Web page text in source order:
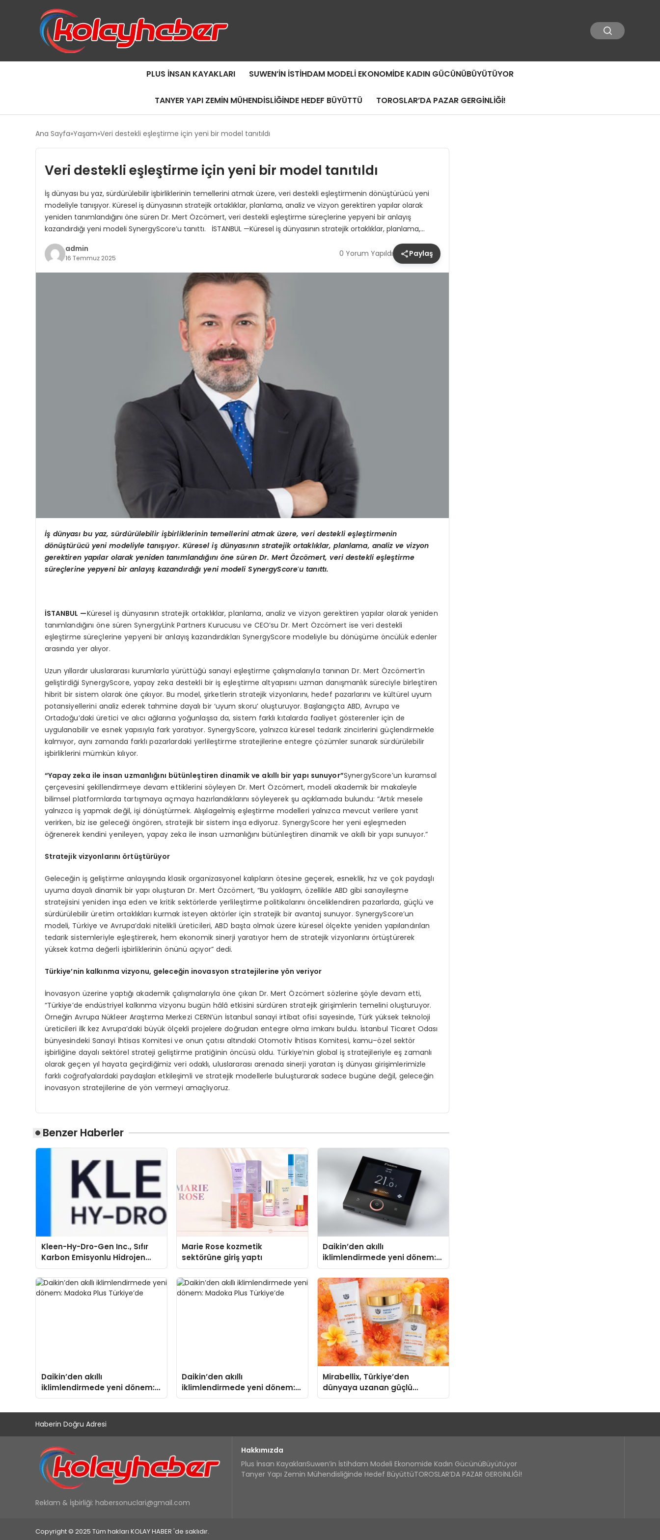
PLUS İNSAN KAYAKLARI SUWEN’IN İSTIHDAM MODELI EKONOMIDE KADIN GÜCÜNÜBÜYÜTÜYOR
TANYER YAPI ZEMIN MÜHENDISLIĞINDE HEDEF BÜYÜTTÜ TOROSLAR’DA PAZAR GERGİNLİĞİ!
Ana Sayfa Yaşam Veri destekli eşleştirme için yeni bir model tanıtıldı
Veri destekli eşleştirme için yeni bir model tanıtıldı
İş dünyası bu yaz, sürdürülebilir işbirliklerinin temellerini atmak üzere, veri destekli eşleştirmenin dönüştürücü yeni
modeliyle tanışıyor. Küresel iş dünyasının stratejik ortaklıklar, planlama, analiz ve vizyon gerektiren yapılar olarak
yeniden tanımlandığını öne süren Dr. Mert Özcömert, veri destekli eşleştirme süreçlerine yepyeni bir anlayış
kazandırdığı yeni modeli SynergyScore’u tanıttı. İSTANBUL —Küresel iş dünyasının stratejik ortaklıklar, planlama,…
admin
16 Temmuz 2025 0 Yorum Yapıldı Paylaş
İş dünyası bu yaz, sürdürülebilir işbirliklerinin temellerini atmak üzere, veri destekli eşleştirmenin
dönüştürücü yeni modeliyle tanışıyor. Küresel iş dünyasının stratejik ortaklıklar, planlama, analiz ve vizyon
gerektiren yapılar olarak yeniden tanımlandığını öne süren Dr. Mert Özcömert, veri destekli eşleştirme
süreçlerine yepyeni bir anlayış kazandırdığı yeni modeliSynergyScore’u tanıttı.
İSTANBUL —Küresel iş dünyasının stratejik ortaklıklar, planlama, analiz ve vizyon gerektiren yapılar olarak yeniden
tanımlandığını öne süren SynergyLink Partners Kurucusu ve CEO’su Dr. Mert Özcömert ise veri destekli
eşleştirme süreçlerine yepyeni bir anlayış kazandırdıkları SynergyScore modeliyle bu dönüşüme öncülük edenler
arasında yer alıyor.
Uzun yıllardır uluslararası kurumlarla yürüttüğü sanayi eşleştirme çalışmalarıyla tanınan Dr. Mert Özcömert’in
geliştirdiği SynergyScore, yapay zeka destekli bir iş eşleştirme altyapısını uzman danışmanlık süreciyle birleştiren
hibrit bir sistem olarak öne çıkıyor. Bu model, şirketlerin stratejik vizyonlarını, hedef pazarlarını ve kültürel uyum
potansiyellerini analiz ederek tahmine dayalı bir ‘uyum skoru’ oluşturuyor. Başlangıçta ABD, Avrupa ve
Ortadoğu’daki üretici ve alıcı ağlarına yoğunlaşsa da, sistem farklı kıtalarda faaliyet gösterenler için de
uygulanabilir ve esnek yapısıyla fark yaratıyor. SynergyScore, yalnızca küresel tedarik zincirlerini güçlendirmekle
kalmıyor, aynı zamanda farklı pazarlardaki yerlileştirme stratejilerine entegre çözümler sunarak sürdürülebilir
işbirliklerini mümkün kılıyor.
“Yapay zeka ile insan uzmanlığını bütünleştiren dinamik ve akıllı bir yapı sunuyor”SynergyScore’un kuramsal
çerçevesini şekillendirmeye devam ettiklerini söyleyen Dr. Mert Özcömert, modeli akademik bir makaleyle
bilimsel platformlarda tartışmaya açmaya hazırlandıklarını söyleyerek şu açıklamada bulundu: “Artık mesele
yalnızca iş yapmak değil, işi dönüştürmek. Alışılagelmiş eşleştirme modelleri yalnızca mevcut verilere yanıt
verirken, biz ise geleceği öngören, stratejik bir sistem inşa ediyoruz. SynergyScore her yeni eşleşmeden
öğrenerek kendini yenileyen, yapay zeka ile insan uzmanlığını bütünleştiren dinamik ve akıllı bir yapı sunuyor.”
Stratejik vizyonlarını örtüştürüyor
Geleceğin iş geliştirme anlayışında klasik organizasyonel kalıpların ötesine geçerek, esneklik, hız ve çok paydaşlı
uyuma dayalı dinamik bir yapı oluşturan Dr. Mert Özcömert, “Bu yaklaşım, özellikle ABD gibi sanayileşme
stratejisini yeniden inşa eden ve kritik sektörlerde yerlileştirme politikalarını önceliklendiren pazarlarda, güçlü ve
sürdürülebilir üretim ortaklıkları kurmak isteyen aktörler için stratejik bir avantaj sunuyor. SynergyScore’un
modeli, Türkiye ve Avrupa’daki nitelikli üreticileri, ABD başta olmak üzere küresel ölçekte yeniden yapılandırılan
tedarik sistemleriyle eşleştirerek, hem ekonomik sinerji yaratıyor hem de stratejik vizyonlarını örtüştürerek
yüksek katma değerli işbirliklerinin önünü açıyor” dedi.
Türkiye’nin kalkınma vizyonu, geleceğin inovasyon stratejilerine yön veriyor
İnovasyon üzerine yaptığı akademik çalışmalarıyla öne çıkan Dr. Mert Özcömert sözlerine şöyle devam etti,
“Türkiye’de endüstriyel kalkınma vizyonu bugün hâlâ etkisini sürdüren stratejik girişimlerin temelini oluşturuyor.
Örneğin Avrupa Nükleer Araştırma Merkezi CERN’ün İstanbul sanayi irtibat ofisi sayesinde, Türk yüksek teknoloji
üreticileri ilk kez Avrupa’daki büyük ölçekli projelere doğrudan entegre olma imkanı buldu. İstanbul Ticaret Odası
bünyesindeki Sanayi İhtisas Komitesi ve onun çatısı altındaki Otomotiv İhtisas Komitesi, kamu–özel sektör
işbirliğine dayalı sektörel strateji geliştirme pratiğinin öncüsü oldu. Türkiye’nin global iş stratejileriyle eş zamanlı
olarak geçen yıl hayata geçirdiğimiz veri odaklı, uluslararası arenada sinerji yaratan iş dünyası girişimlerimizle
farklı coğrafyalardaki paydaşları etkileşimli ve stratejik modellerle buluşturarak sadece bugüne değil, geleceğin
inovasyon stratejilerine de yön vermeyi amaçlıyoruz.
Benzer Haberler
Kleen-Hy-Dro-Gen Inc., Sıfır
Karbon Emisyonlu Hidrojen
Isıtma Teknolojisinde ISO ve
TSSA Düzenleyici Onaylarını
Aldı
Marie Rose kozmetik
sektörüne giriş yaptı
Daikin’den akıllı
iklimlendirmede yeni dönem:
Madoka Plus Türkiye’de
Daikin’den akıllı
iklimlendirmede yeni dönem:
Madoka Plus Türkiye’de
Daikin’den akıllı
iklimlendirmede yeni dönem:
Madoka Plus Türkiye’de
Mirabellix, Türkiye’den
dünyaya uzanan güçlü
büyümesini sürdürüyor
Haberin Doğru Adresi
Reklam & İşbirliği: habersonuclari@gmail.com
Hakkımızda
Plus İnsan KayaklarıSuwen’in İstihdam Modeli Ekonomide Kadın GücünüBüyütüyor
Tanyer Yapı Zemin Mühendisliğinde Hedef BüyüttüTOROSLAR’DA PAZAR GERGİNLİĞİ!
Copyright © 2025 Tüm hakları KOLAY HABER 'de saklıdır.